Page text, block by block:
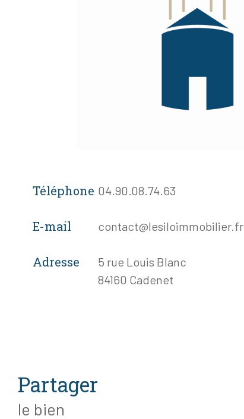
Téléphone 04.90.08.74.63
E-mail contact@lesiloimmobilier.fr
Adresse
5 rue Louis Blanc
84160 Cadenet
partager
le bien